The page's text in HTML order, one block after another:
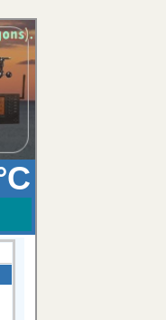
utilizen los datos